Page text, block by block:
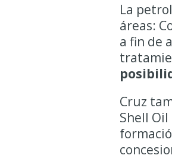
La
áreas:
a fin de
Cruz
Shell